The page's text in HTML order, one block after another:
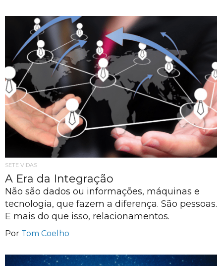
SETE VIDAS
A Era da Integração
Não são dados ou informações, máquinas e
tecnologia, que fazem a diferença. São pessoas.
E mais do que isso, relacionamentos.
Por Tom Coelho